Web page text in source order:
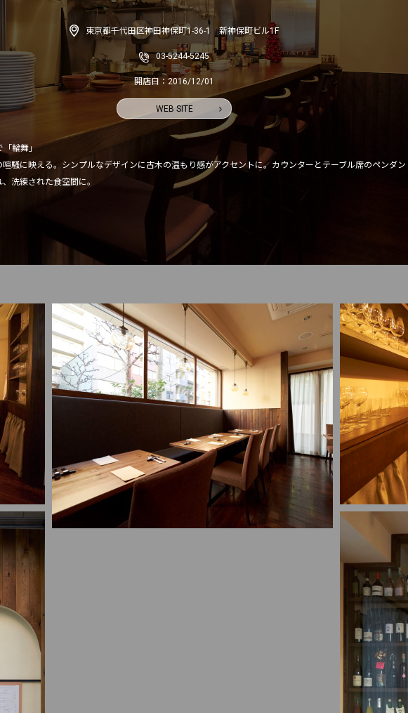
東京都千代田区神田神保町1-36-1 新神保町ビル1F
03-5244-5245
開店日：2016/12/01
WEB SITE
「輪舞」
騒に映える。シンプルなデザインに古木の温もり感がアクセントに。カウンターとテーブル席のペンダ
洗練された食空間に。